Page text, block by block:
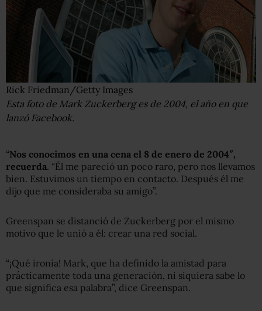
Rick Friedman/Getty Images
Esta foto de Mark Zuckerberg es de 2004, el año en que
lanzó Facebook.
“Nos conocimos en una cena el 8 de enero de 2004″,
recuerda. “Él me pareció un poco raro, pero nos llevamos
bien. Estuvimos un tiempo en contacto. Después él me
dijo que me consideraba su amigo”.
Greenspan se distanció de Zuckerberg por el mismo
motivo que le unió a él: crear una red social.
“¡Qué ironía! Mark, que ha definido la amistad para
prácticamente toda una generación, ni siquiera sabe lo
que significa esa palabra”, dice Greenspan.